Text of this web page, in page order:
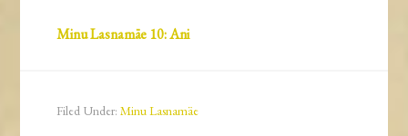
Minu Lasnamäe 10: Ani
Filed Under:Minu Lasnamäe